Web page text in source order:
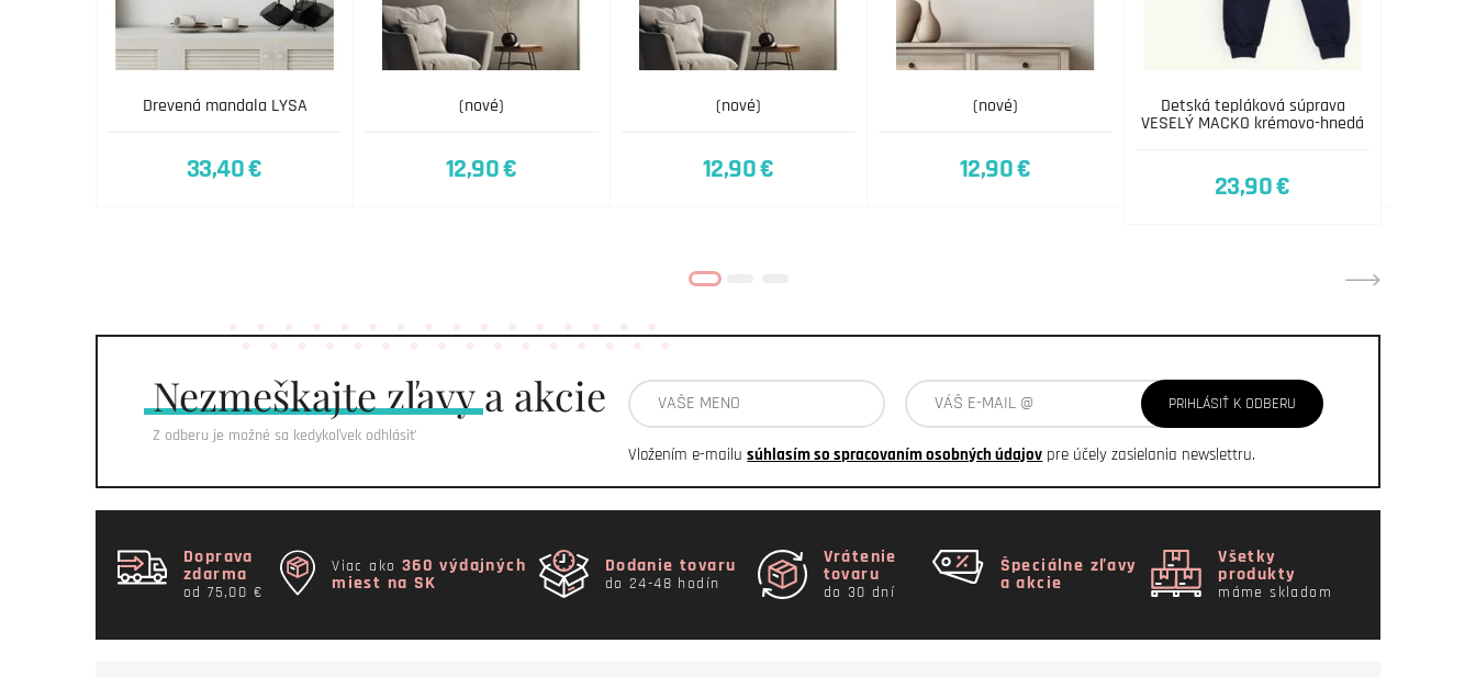
Drevená mandala LYSA
33,40 €
(nové)
12,90 €
(nové)
12,90 €
(nové)
12,90 €
Detská tepláková súprava
VESELÝ MACKO krémovo-hnedá
23,90 €
Nezmeškajtezľavy a akcie
Z odberu je možné sa kedykoľvek odhlásiť
PRIHLÁSIŤ K ODBERU
Vložením e-mailusúhlasím so spracovaním osobných údajov pre účely zasielania newslettru.
Doprava
zdarma
od 75,00 €
Viac ako 360 výdajných
miest na SK
Dodanie tovaru
do 24-48 hodín
Vrátenie
tovaru
do 30 dní
Špeciálne zľavy
a akcie
Všetky
produkty
máme skladom